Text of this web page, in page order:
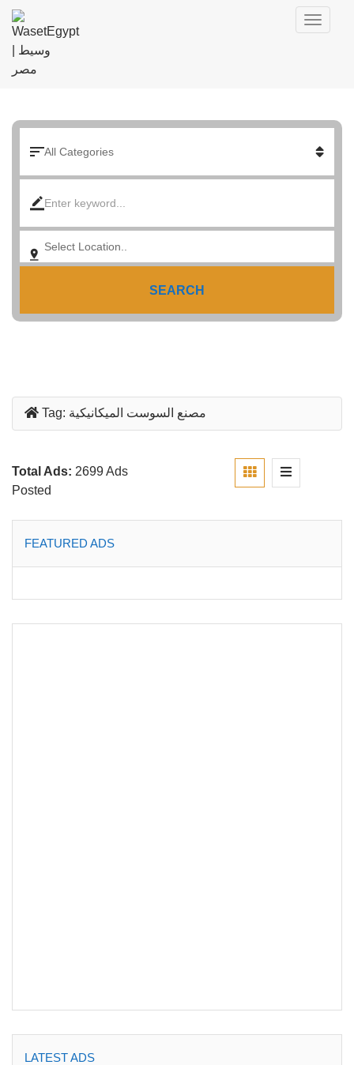
SEARCH
Tag: مصنع السوست الميكانيكية
Total Ads: 2699 Ads
Posted
FEATURED ADS
LATEST ADS